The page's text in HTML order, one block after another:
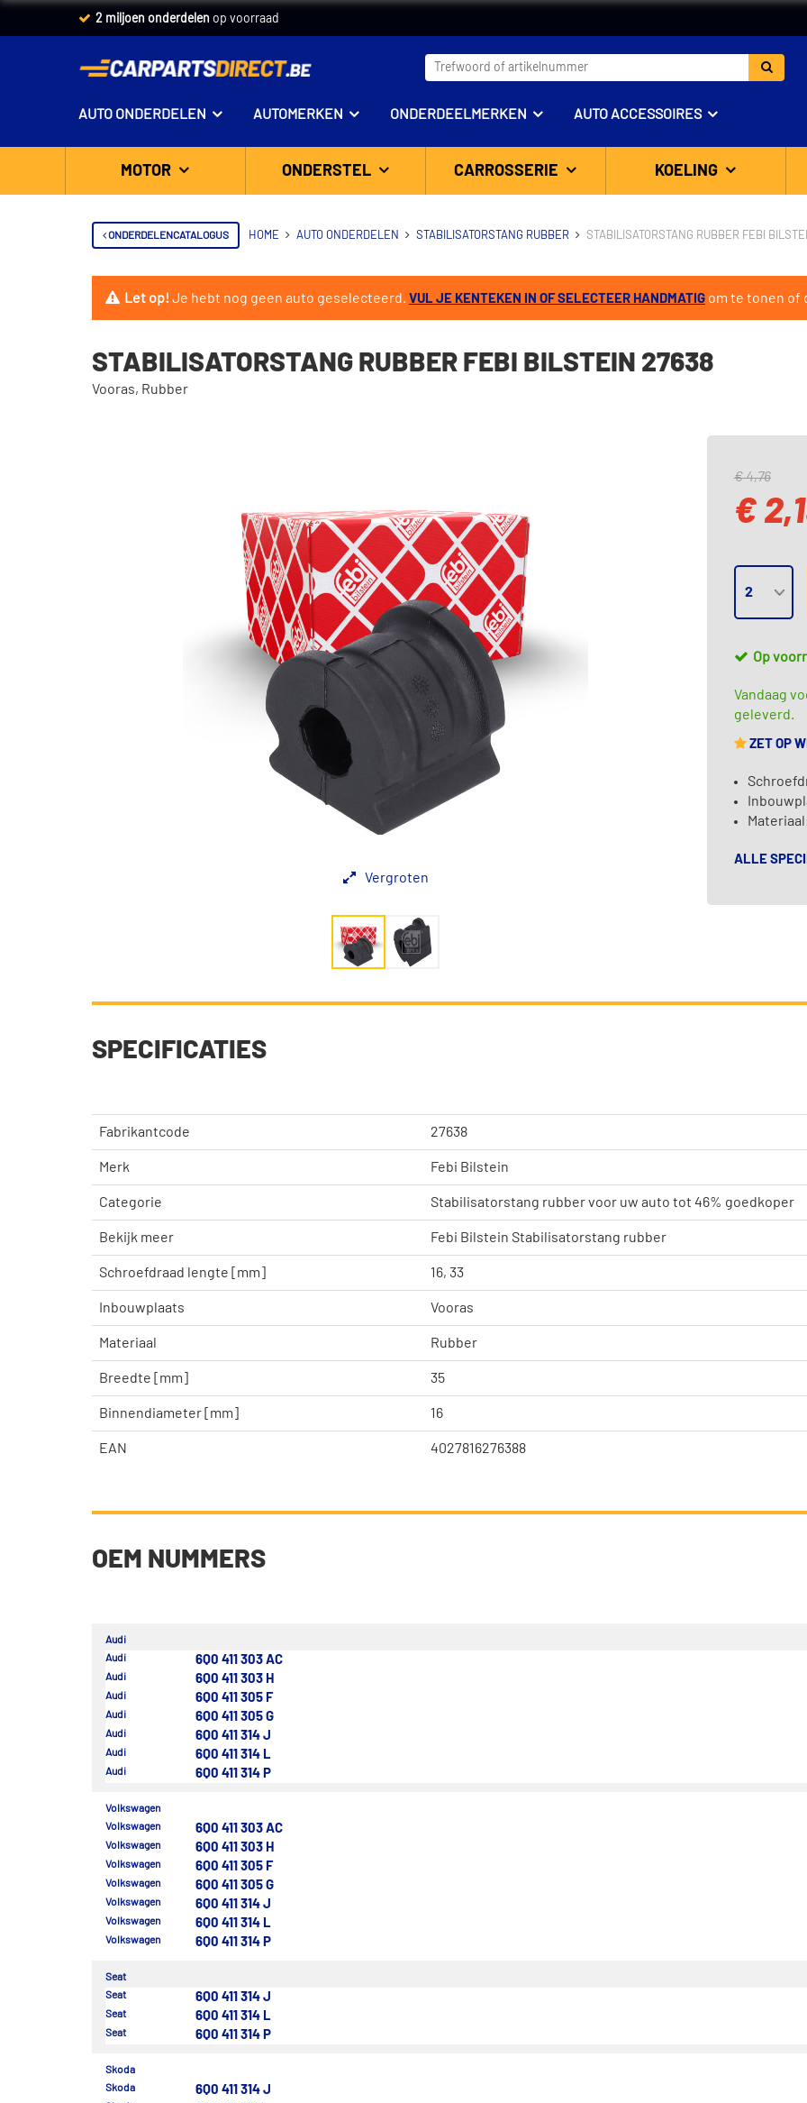
2 miljoen onderdelen op voorraad
AUTO ONDERDELEN AUTOMERKEN ONDERDEELMERKEN AUTO ACCESSOIRES
MOTOR ONDERSTEL CARROSSERIE KOELING
ONDERDELENCATALOGUS HOME AUTO ONDERDELEN STABILISATORSTANG RUBBER STABILISATORSTANG RUBBER FEBI
Let op!Je hebt nog geen auto geselecteerd. VUL JE KENTEKEN IN OF SELECTEER HANDMATIG om te tonen of
STABILISATORSTANG RUBBER FEBI BILSTEIN 27638
Vooras, Rubber
Vergroten
€ 4,76
€
Op
Vandaag
geleverd.
ZET OP
ALLE
SPECIFICATIES
Fabrikantcode 27638
Merk Febi Bilstein
Categorie Stabilisatorstang rubber voor uw auto tot 46% goedkoper
Bekijk meer Febi Bilstein Stabilisatorstang rubber
Schroefdraad lengte [mm] 16, 33
Inbouwplaats Vooras
Materiaal Rubber
Breedte [mm] 35
Binnendiameter [mm] 16
EAN 4027816276388
OEM NUMMERS
Audi
Audi
6Q0 411 303 AC
Audi 6Q0 411 303 H
Audi 6Q0 411 305 F
Audi 6Q0 411 305 G
Audi 6Q0 411 314 J
Audi 6Q0 411 314 L
Audi 6Q0 411 314 P
Volkswagen
Volkswagen
6Q0 411 303 AC
Volkswagen 6Q0 411 303 H
Volkswagen 6Q0 411 305 F
Volkswagen 6Q0 411 305 G
Volkswagen 6Q0 411 314 J
Volkswagen 6Q0 411 314 L
Volkswagen 6Q0 411 314 P
Seat
Seat
6Q0 411 314 J
Seat 6Q0 411 314 L
Seat 6Q0 411 314 P
Skoda
Skoda
6Q0 411 314 J